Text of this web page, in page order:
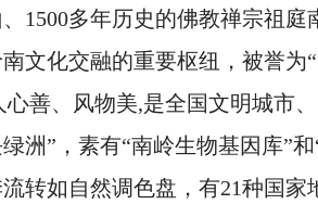
、1500多年历史的佛教禅宗祖
文化交融的重要枢纽，被誉为“
心善、风物美,是全国文明城市
洲”，素有“南岭生物基因库”
转如自然调色盘，有21种国家